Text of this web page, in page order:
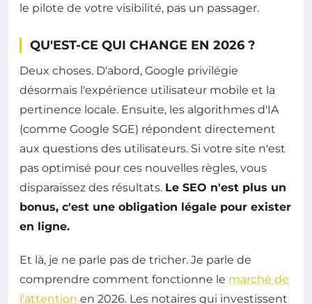
le pilote de votre visibilité, pas un passager.
QU'EST-CE QUI CHANGE EN 2026 ?
Deux choses. D'abord, Google privilégie
désormais l'expérience utilisateur mobile et la
pertinence locale. Ensuite, les algorithmes d'IA
(comme Google SGE) répondent directement
aux questions des utilisateurs. Si votre site n'est
pas optimisé pour ces nouvelles règles, vous
disparaissez des résultats. Le SEO n'est plus un
bonus, c'est une obligation légale pour exister
en ligne.
Et là, je ne parle pas de tricher. Je parle de
comprendre comment fonctionne le marché de
l'attention en 2026. Les notaires qui investissent